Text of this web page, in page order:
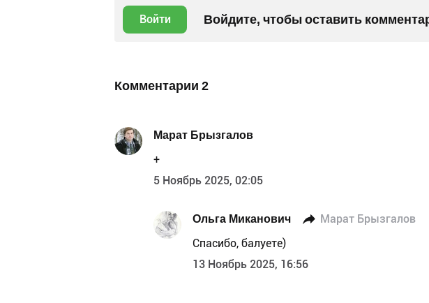
Войти Войдите, чтобы оставить
Комментарии 2
Марат Брызгалов
+
5 Ноябрь 2025, 02:05
Ольга Миканович Марат Брызгалов
Спасибо, балуете)
13 Ноябрь 2025, 16:56